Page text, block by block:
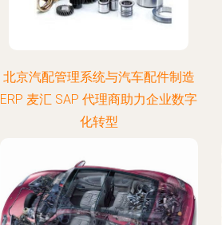
北京汽配管理系统与汽车配件制造
ERP 麦汇 SAP 代理商助力企业数字
化转型